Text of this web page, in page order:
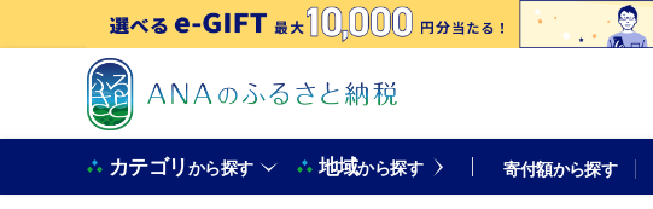
カテゴリから探す 地域から探す 寄付額から探す